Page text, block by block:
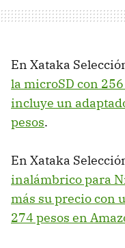
En Xataka
la microSD con
incluye un
pesos.
En Xataka
inalámbrico para
más su precio con
274 pesos en